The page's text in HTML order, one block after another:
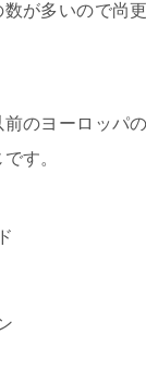
が多いので尚
のヨーロッパ
す。